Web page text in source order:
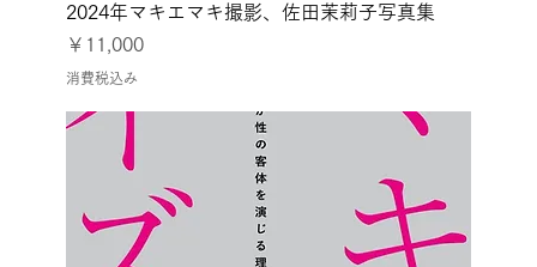
2024年マキエマキ撮影、佐田茉莉子写真集
価格
￥11,000
消費税込み